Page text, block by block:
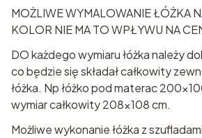
MOŻLIWE WYMALOWANIE ŁÓŻKA
KOLOR NIE MA TO WPŁYWU NA
DO każdego wymiaru łóżka należy
co będzie się składał całkowity
łóżka. Np łóżko pod materac
wymiar całkowity 208x108 cm.
Możliwe wykonanie łóżka z